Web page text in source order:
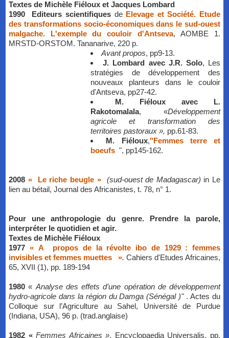
​Textes de Michèle Fiéloux et Jacques Lombard
1990
Editeurs scientifiquesde Elevage et Société. Etude
des transformations socio-économiques dans le sud-ouest
malgache. L'exemple du couloir d'Antseva, AOMBE 1.
MRSTD-ORSTOM. Tananarive, 220 p.
Avant propos, pp9-13.
J. Lombard avec J.R. Solo, Les
stratégies de développement des
nouveaux planteurs dans le couloir
d'Antseva, pp27-42.
M. Fiéloux avec L.
Rakotomalala, «Développement
agricole et transformation des
territoires pastoraux », pp.61-83.
M. Fiéloux,"Femmes terre et
boeufs ", pp145-162.
2008 « Le riche beugle »(sud-ouest de Madagascar) in Le
lien au bétail, Journal des Africanistes, t. 78, n° 1.
Pour une anthropologie du genre. Prendre la parole,
interpréter le quotidien et agir.
​Textes de Michèle Fiéloux
1977 « A
propos de la révolte ibo de 1929 : femmes
invisibles et femmes muettes
». Cahiers d'Etudes Africaines,
65, XVII (1), pp. 189-194
1980«Analyse des effets d’une opération de développement
hydro-agricole dans la région du Damga (Sénégal )" . Actes du
Colloque sur l’Agriculture au Sahel, Université de Purdue
(Indiana, USA), 96 p. (trad.anglaise)
1982 « Femmes Africaines », Encyclopaedia Universalis, pp.